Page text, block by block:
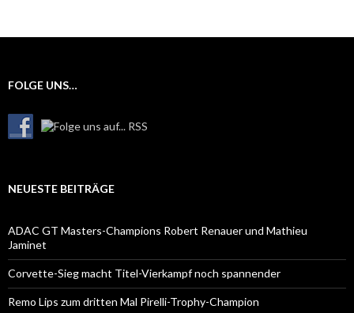
FOLGE UNS…
NEUESTE BEITRÄGE
ADAC GT Masters-Champions Robert Renauer und Mathieu
Jaminet
Corvette-Sieg macht Titel-Vierkampf noch spannender
Remo Lips zum dritten Mal Pirelli-Trophy-Champion